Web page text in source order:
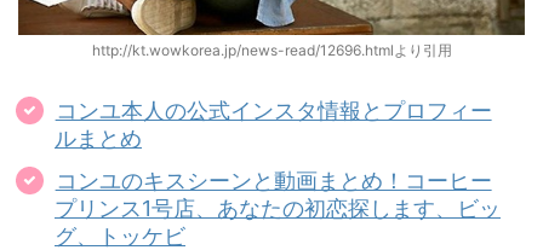
http://kt.wowkorea.jp/news-read/12696.htmlより引用
コンユ本人の公式インスタ情報とプロフィー
ルまとめ
コンユのキスシーンと動画まとめ！コーヒー
プリンス1号店、あなたの初恋探します、ビッ
グ、トッケビ